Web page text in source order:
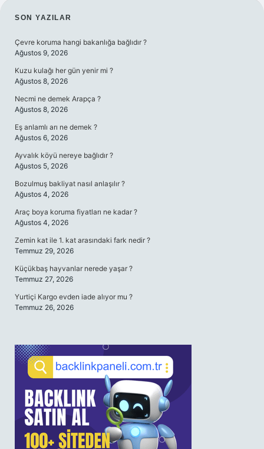
SIDEBAR
SON YAZILAR
Çevre koruma hangi bakanlığa bağlıdır ?
Ağustos 9, 2026
Kuzu kulağı her gün yenir mi ?
Ağustos 8, 2026
Necmi ne demek Arapça ?
Ağustos 8, 2026
Eş anlamlı arı ne demek ?
Ağustos 6, 2026
Ayvalık köyü nereye bağlıdır ?
Ağustos 5, 2026
Bozulmuş bakliyat nasıl anlaşılır ?
Ağustos 4, 2026
Araç boya koruma fiyatları ne kadar ?
Ağustos 4, 2026
Zemin kat ile 1. kat arasındaki fark nedir ?
Temmuz 29, 2026
Küçükbaş hayvanlar nerede yaşar ?
Temmuz 27, 2026
Yurtiçi Kargo evden iade alıyor mu ?
Temmuz 26, 2026